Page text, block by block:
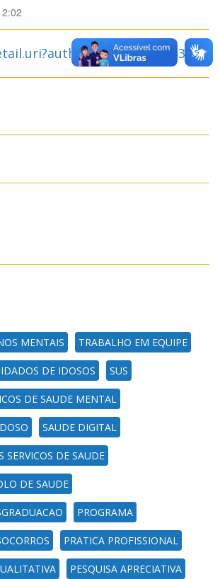
MENTAIS TRABALHO EM EQUIPE
DE IDOSOS SUS
DE SAUDE MENTAL
SAUDE DIGITAL
SERVICOS DE SAUDE
DE SAUDE
PROGRAMA
PRATICA PROFISSIONAL
PESQUISA APRECIATIVA